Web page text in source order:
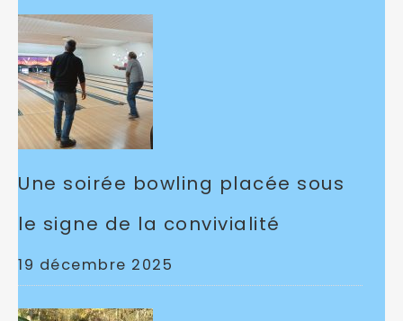
Une soirée bowling placée sous
le signe de la convivialité
19 décembre 2025